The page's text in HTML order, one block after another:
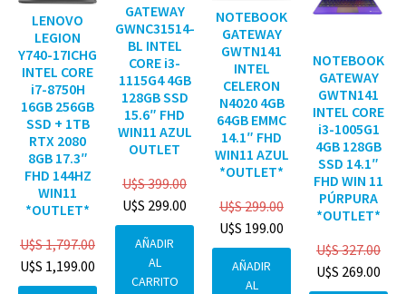
LENOVO
LEGION
Y740-17ICHG
INTEL CORE
i7-8750H
16GB 256GB
SSD + 1TB
RTX 2080
8GB 17.3″
FHD 144HZ
WIN11
*OUTLET*
U$S1,797.00
U$S 1,199.00
GATEWAY
GWNC31514-
BL INTEL
CORE i3-
1115G4 4GB
128GB SSD
15.6″ FHD
WIN11 AZUL
OUTLET
U$S399.00
U$S 299.00
AÑADIR
AL
CARRITO
NOTEBOOK
GATEWAY
GWTN141
INTEL
CELERON
N4020 4GB
64GB EMMC
14.1″ FHD
WIN11 AZUL
*OUTLET*
U$S299.00
U$S 199.00
AÑADIR
AL
NOTEBOOK
GATEWAY
GWTN141
INTEL CORE
i3-1005G1
4GB 128GB
SSD 14.1″
FHD WIN 11
PÚRPURA
*OUTLET*
U$S327.00
U$S 269.00